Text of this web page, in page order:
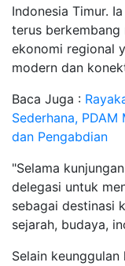
Indonesia Timur.
terus
ekonomi regional
modern dan
Baca Juga :
Sederhana,
dan Pengabdian
"Selama
delegasi untuk
sebagai destinasi
sejarah, budaya,
Selain